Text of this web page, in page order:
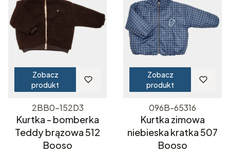
Zobacz
produkt
2BB0-152D3
Kurtka - bomberka
Teddy brązowa 512
Booso
Zobacz
produkt
096B-65316
Kurtka zimowa
niebieska kratka 507
Booso